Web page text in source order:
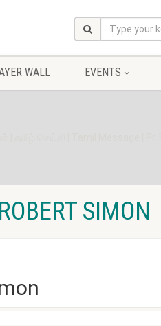
WALL EVENTS
தமிழ் செய்தி | Tamil Message | Pr.
SIMON